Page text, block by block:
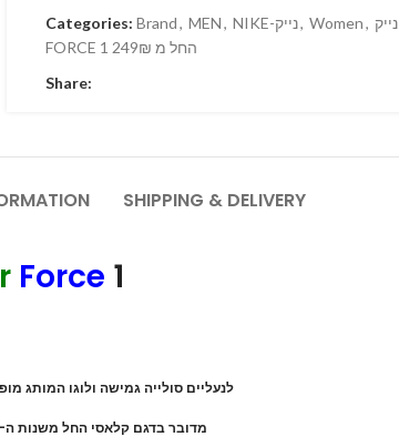
Categories: Brand, MEN, NIKE-נייק, Women, כל הדגמים אייר פורס 1 נייק NIKE AIR
FORCE 1 החל מ 249₪
Share:
SHIPPING & DELIVERY
Force 1
לנעליים סולייה גמישה ולוגו המותג